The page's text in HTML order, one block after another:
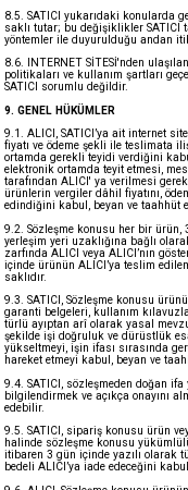
8.5. SATICI yukarıdaki konularda
saklı tutar; bu değişiklikler SATICI
yöntemler ile duyurulduğu andan
8.6. INTERNET SİTESİ'nden
politikaları ve kullanım şartları
SATICI sorumlu değildir.
9. GENEL HÜKÜMLER
9.1. ALICI, SATICI’ya ait internet
fiyatı ve ödeme şekli ile teslimata
ortamda gerekli teyidi verdiğini
elektronik ortamda teyit etmesi,
tarafından ALICI' ya verilmesi
ürünlerin vergiler dâhil fiyatını,
edindiğini kabul, beyan ve taahhüt
9.2. Sözleşme konusu her bir ürün,
yerleşim yeri uzaklığına bağlı
zarfında ALICI veya ALICI’nın
içinde ürünün ALICI’ya teslim
saklıdır.
9.3. SATICI, Sözleşme konusu
garanti belgeleri, kullanım
türlü ayıptan arî olarak yasal
şekilde işi doğruluk ve dürüstlük
yükseltmeyi, işin ifası sırasında
hareket etmeyi kabul, beyan ve
9.4. SATICI, sözleşmeden doğan
bilgilendirmek ve açıkça onayını
edebilir.
9.5. SATICI, sipariş konusu ürün
halinde sözleşme konusu
itibaren 3 gün içinde yazılı olarak
bedeli ALICI’ya iade edeceğini